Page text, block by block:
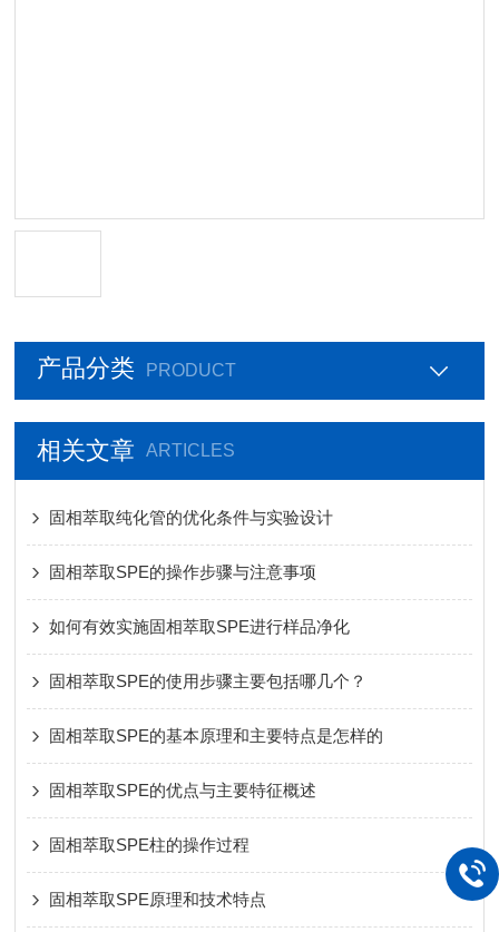
产品分类 PRODUCT
相关文章 ARTICLES
固相萃取纯化管的优化条件与实验设计
固相萃取SPE的操作步骤与注意事项
如何有效实施固相萃取SPE进行样品净化
固相萃取SPE的使用步骤主要包括哪几个？
固相萃取SPE的基本原理和主要特点是怎样的
固相萃取SPE的优点与主要特征概述
固相萃取SPE柱的操作过程
固相萃取SPE原理和技术特点